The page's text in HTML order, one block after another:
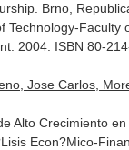
. Brno,
Technology-Faculty
2004. ISBN 80-
Jose Carlos,
Alto Crecimiento
Econ?Mico-